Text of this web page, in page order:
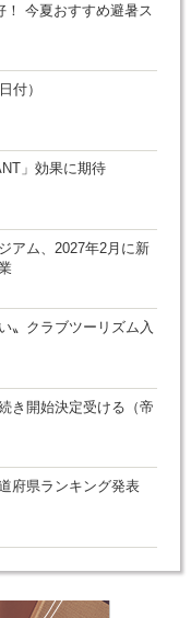
！ 今夏おすすめ避暑ス
付）
」効果に期待
アム、2027年2月に新
〟クラブツーリズム入
き開始決定受ける（帝
府県ランキング発表